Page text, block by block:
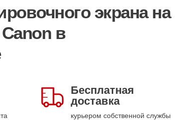
экранана
в
Бесплатная
доставка
курьером собственной службы